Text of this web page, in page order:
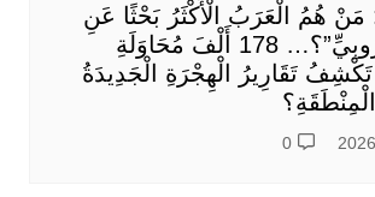
مَنْ هُمُ الْعَرَبُ الْأَكْثَرُ بَحْثًا عَنِ
“الْحُلْمِ الْأُورُوبِيِّ”؟… 178 أَلْفَ مُحَاوَلَةِ
تَكْشِفُ تَقَارِيرُ الْهِجْرَةِ الْجَدِيدَةُ
0